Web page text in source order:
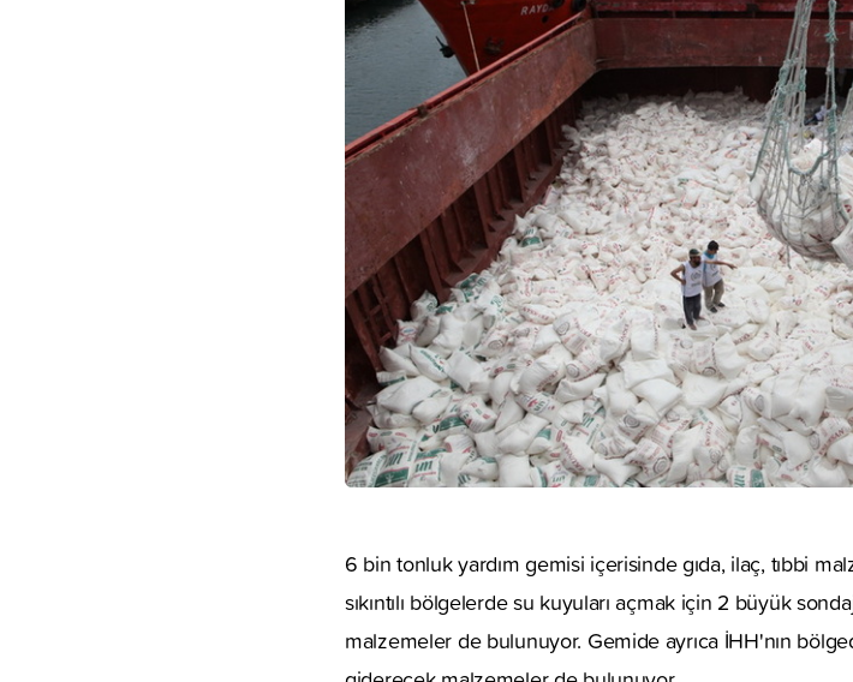
6 bin tonluk yardım gemisi içerisinde gıda, ilaç, tıbbi
sıkıntılı bölgelerde su kuyuları açmak için 2 büyük
malzemeler de bulunuyor. Gemide ayrıca İHH'nın